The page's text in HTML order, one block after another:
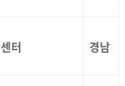
터 경남